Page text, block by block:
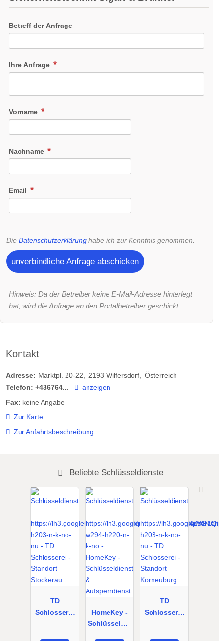
Betreff der Anfrage
Ihre Anfrage
Vorname
Nachname
Email
Die Datenschutzerklärung habe ich zur Kenntnis genommen.
unverbindliche Anfrage abschicken
Hinweis: Da der Betreiber keine E-Mail-Adresse hinterlegt
hat, wird die Anfrage an den Portalbetreiber geschickt.
Kontakt
Adresse: Marktpl. 20-22 2193 Wilfersdorf
Österreich
Telefon: +436764...
anzeigen
Fax: keine Angabe
Zur Karte
Zur Anfahrtsbeschreibung
Beliebte Schlüsseldienste
TD
Schlosserei
HomeKey -
Schlüsseldie
TD
Schlosserei